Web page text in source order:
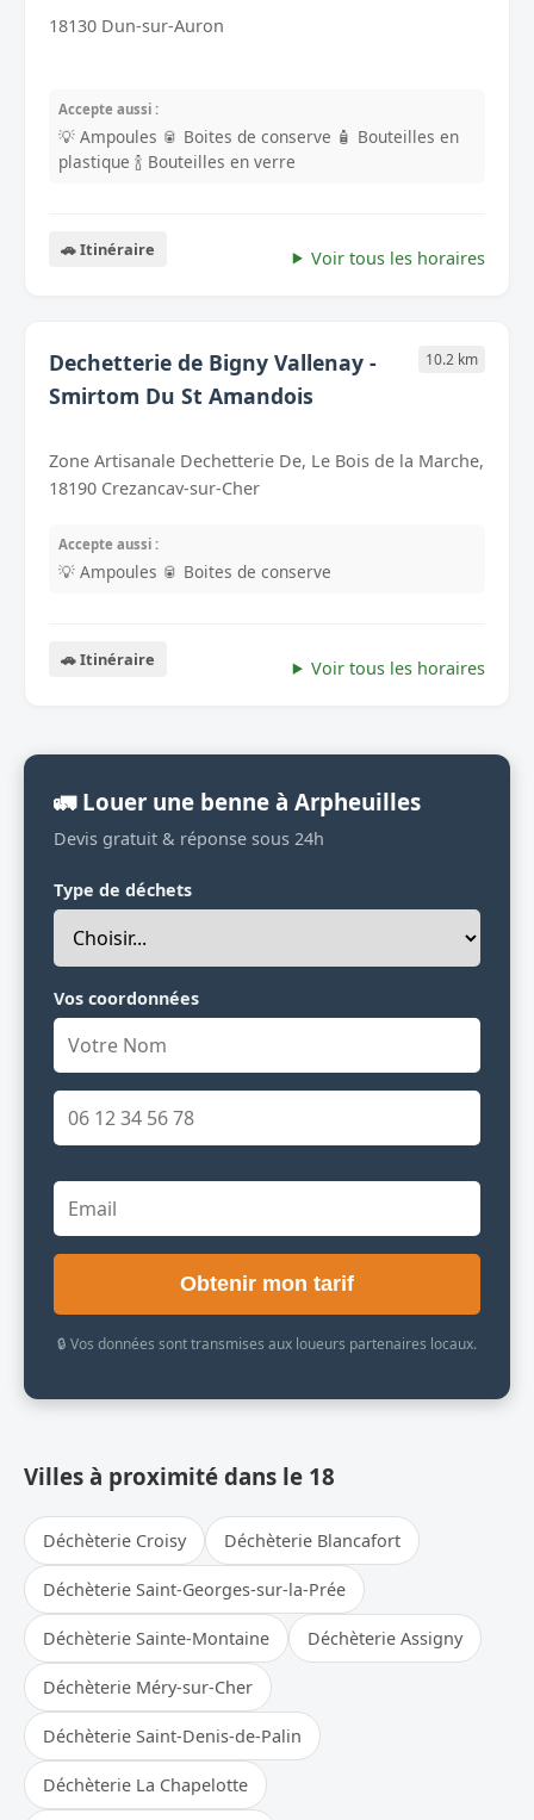
18130 Dun-sur-Auron
Accepte aussi :
💡 Ampoules 🥫 Boites de conserve 🧴 Bouteilles en
plastique 🍾 Bouteilles en verre
🚗 Itinéraire Voir tous les horaires
Dechetterie de Bigny Vallenay -
Smirtom Du St Amandois
10.2 km
Zone Artisanale Dechetterie De, Le Bois de la Marche,
18190 Crezancay-sur-Cher
Accepte aussi :
💡 Ampoules 🥫 Boites de conserve
🚗 Itinéraire Voir tous les horaires
🚛 Louer une benne à Arpheuilles
Devis gratuit & réponse sous 24h
Type de déchets
Vos coordonnées
Obtenir mon tarif
🔒 Vos données sont transmises aux loueurs partenaires locaux.
Villes à proximité dans le 18
Déchèterie Croisy Déchèterie Blancafort
Déchèterie Saint-Georges-sur-la-Prée
Déchèterie Sainte-Montaine Déchèterie Assigny
Déchèterie Méry-sur-Cher
Déchèterie Saint-Denis-de-Palin
Déchèterie La Chapelotte